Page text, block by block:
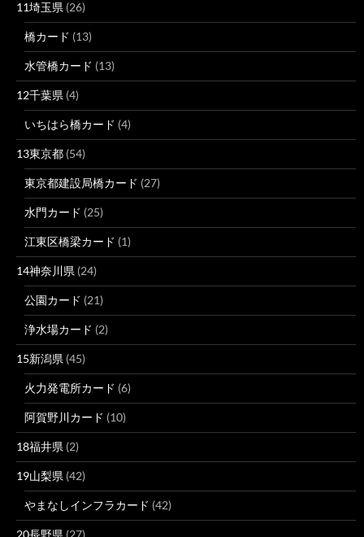
11埼玉県 (26)
橋カード (13)
水管橋カード (13)
12千葉県 (4)
いちはら橋カード (4)
13東京都 (54)
東京都建設局橋カード (27)
水門カード (25)
江東区橋梁カード (1)
14神奈川県 (24)
公園カード (21)
浄水場カード (2)
15新潟県 (45)
火力発電所カード (6)
阿賀野川カード (10)
18福井県 (2)
19山梨県 (42)
やまなしインフラカード (42)
20長野県 (27)